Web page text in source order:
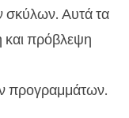
σκύλων. Αυτά τα
και πρόβλεψη
προγραμμάτων.